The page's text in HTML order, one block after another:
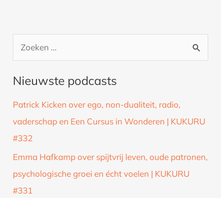
e
k
a
Nieuwste podcasts
Patrick Kicken over ego, non-dualiteit, radio,
vaderschap en Een Cursus in Wonderen | KUKURU
#332
Emma Hafkamp over spijtvrij leven, oude patronen,
psychologische groei en écht voelen | KUKURU
#331